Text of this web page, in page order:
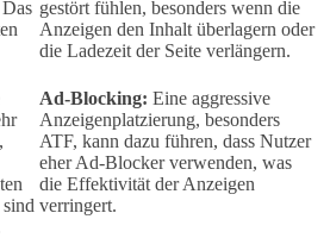
gestört fühlen, besonders wenn die
Anzeigen den Inhalt überlagern oder
die Ladezeit der Seite verlängern.
Ad-Blocking: Eine aggressive
Anzeigenplatzierung, besonders
ATF, kann dazu führen, dass Nutzer
eher Ad-Blocker verwenden, was
die Effektivität der Anzeigen
verringert.